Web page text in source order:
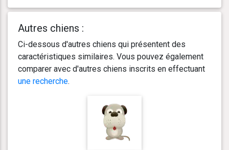
Autres chiens :
Ci-dessous d'autres chiens qui présentent des
caractéristiques similaires. Vous pouvez également
comparer avec d'autres chiens inscrits en effectuant
une recherche.